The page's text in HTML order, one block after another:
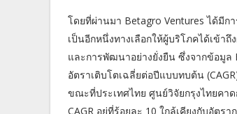
โดยที่ผ่านมา Betagro Ventures ได้มี
เป็นอีกหนึ่งทางเลือกให้ผู้บริโภคได้เข้
และการพัฒนาอย่างยั่งยืน ซึ่งจากข้อมูล
อัตราเติบโตเฉลี่ยต่อปีแบบทบต้น
ขณะที่ประเทศไทย ศูนย์วิจัยกรุงไทยคา
CAGR อยู่ที่ร้อยละ 10 ใกล้เคียงกับอัตร